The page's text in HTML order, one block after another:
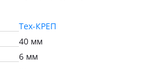
Тех-КРЕП
40 мм
6 мм